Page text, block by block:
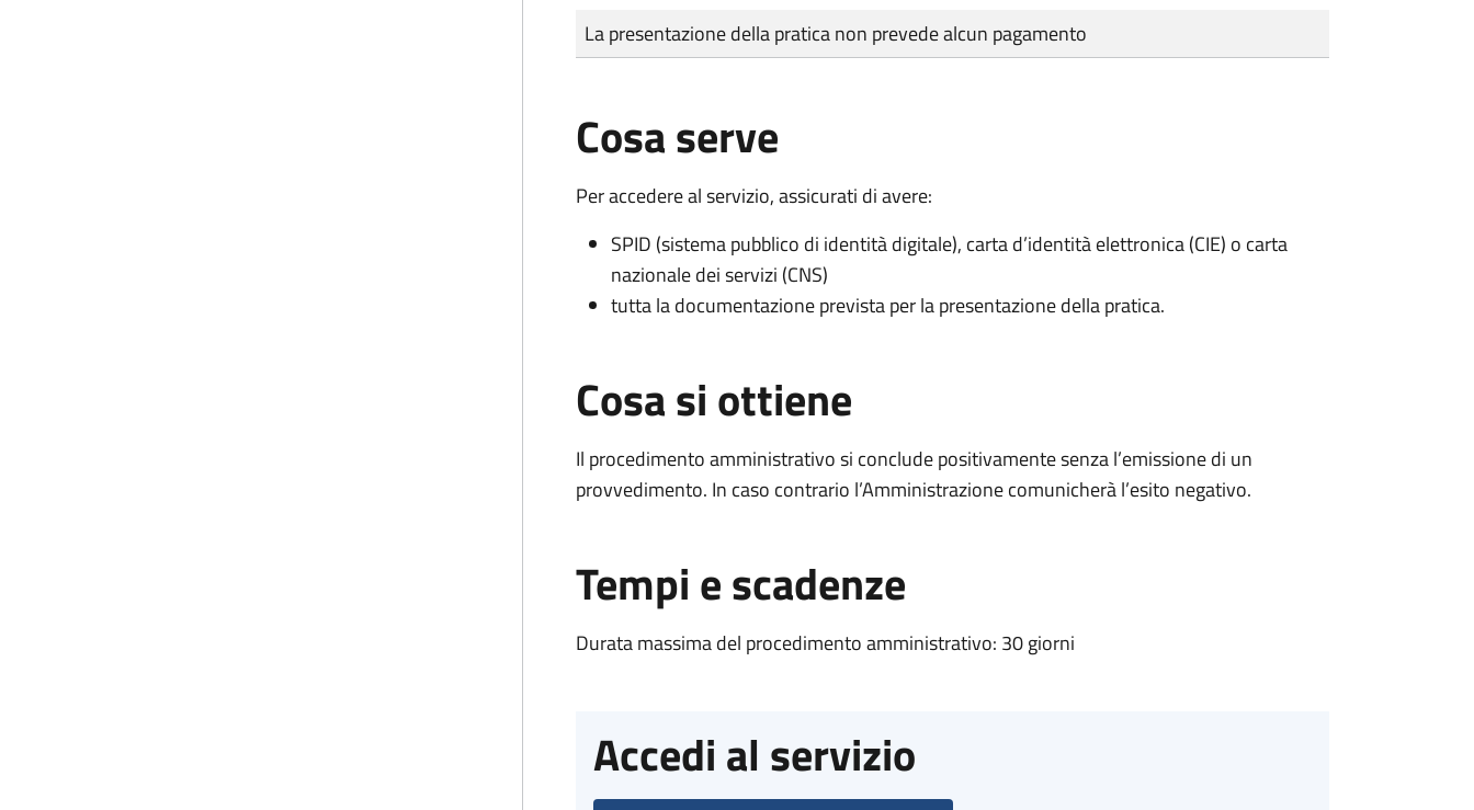
Tipo di pagamento
Importo
La presentazione della pratica non prevede alcun pagamento
Cosa serve
Per accedere al servizio, assicurati di avere:
SPID (sistema pubblico di identità digitale), carta d’identità elettronica (CIE) o carta
nazionale dei servizi (CNS)
tutta la documentazione prevista per la presentazione della pratica.
Cosa si ottiene
Il procedimento amministrativo si conclude positivamente senza l’emissione di un
provvedimento. In caso contrario l’Amministrazione comunicherà l’esito negativo.
Tempi e scadenze
Durata massima del procedimento amministrativo: 30 giorni
Accedi al servizio